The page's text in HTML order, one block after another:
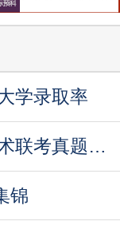
学录取率
2020届美术生必备｜历年美术联考真题汇总
锦